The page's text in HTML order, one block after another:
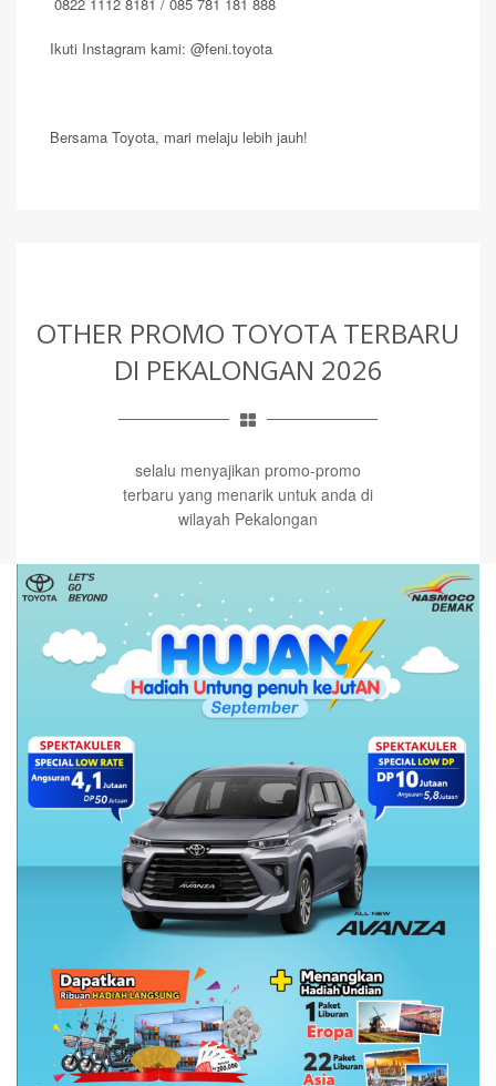
0822 1112 8181 / 085 781 181 888
Ikuti Instagram kami: @feni.toyota
Bersama Toyota, mari melaju lebih jauh!
OTHER PROMO TOYOTA TERBARU
DI PEKALONGAN 2026
selalu menyajikan promo-promo
terbaru yang menarik untuk anda di
wilayah Pekalongan